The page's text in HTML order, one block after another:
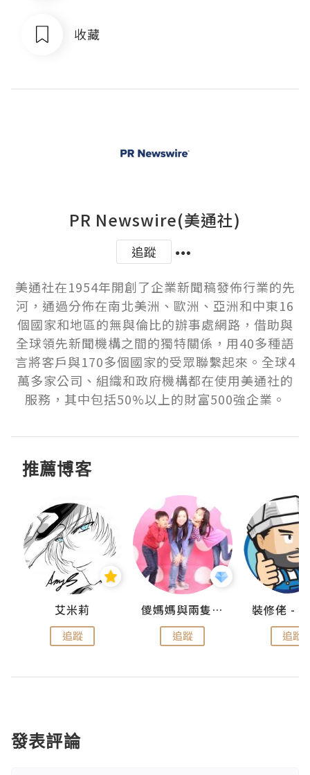
收藏
PR Newswire(美通社)
追蹤
美通社在1954年開創了企業新聞稿發佈行業的先
河，通過分佈在南北美洲、歐洲、亞洲和中東16
個國家和地區的無與倫比的辦事處網路，借助與
全球領先新聞機構之間的獨特關係，用40多種語
言將客戶與170多個國家的受眾聯繫起來。全球4
萬多家公司、組織和政府機構都在使用美通社的
服務，其中包括50%以上的財富500強企業。
推薦博客
艾米莉
追蹤
儍媽媽與兩隻小魔怪之家
追蹤 追蹤
發表評論